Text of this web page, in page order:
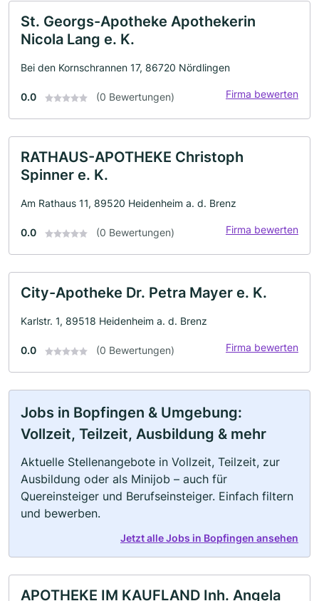
St. Georgs-Apotheke Apothekerin
Nicola Lang e. K.
Bei den Kornschrannen 17, 86720 Nördlingen
0.0 (0 Bewertungen) Firma bewerten
RATHAUS-APOTHEKE Christoph
Spinner e. K.
Am Rathaus 11, 89520 Heidenheim a. d. Brenz
0.0 (0 Bewertungen) Firma bewerten
City-Apotheke Dr. Petra Mayer e. K.
Karlstr. 1, 89518 Heidenheim a. d. Brenz
0.0 (0 Bewertungen) Firma bewerten
Jobs in Bopfingen & Umgebung:
Vollzeit, Teilzeit, Ausbildung & mehr
Aktuelle Stellenangebote in Vollzeit, Teilzeit, zur
Ausbildung oder als Minijob – auch für
Quereinsteiger und Berufseinsteiger. Einfach filtern
und bewerben.
Jetzt alle Jobs in Bopfingen ansehen
APOTHEKE IM KAUFLAND Inh. Angela